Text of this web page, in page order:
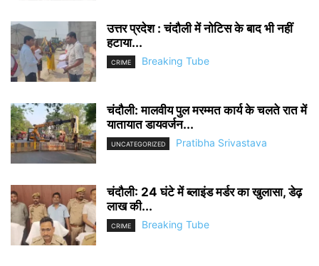
उत्तर प्रदेश : चंदौली में नोटिस के बाद भी नहीं
हटाया...
CRIME Breaking Tube
चंदौली: मालवीय पुल मरम्मत कार्य के चलते रात में
यातायात डायवर्जन...
UNCATEGORIZED Pratibha Srivastava
चंदौली: 24 घंटे में ब्लाइंड मर्डर का खुलासा, डेढ़
लाख की...
CRIME Breaking Tube